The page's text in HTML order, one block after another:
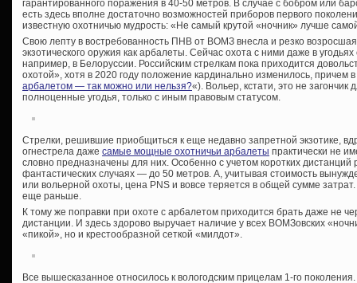
гарантированного поражения в 40-50 метров. В случае с бобром или
есть здесь вполне достаточно возможностей приборов первого
известную охотничью мудрость: «Не самый крутой «ночник» лучше
Свою лепту в востребованность ПНВ от ВОМЗ внесла и резко
экзотического оружия как арбалеты. Сейчас охота с ними даже в
например, в Белоруссии. Российским стрелкам пока приходится
охотой», хотя в 2020 году положение кардинально изменилось, причем
арбалетом — так можно или нельзя?«). Вольер, кстати, это не загончик
полноценные угодья, только с иным правовым статусом.
Стрелки, решившие приобщиться к еще недавно запретной экзотике,
огнестрела даже самые мощные охотничьи арбалеты практически не
словно предназначены для них. Особенно с учетом коротких
фантастических случаях — до 50 метров. А, учитывая стоимость
или вольерной охоты, цена PNS и вовсе теряется в общей сумме
еще раньше.
К тому же поправки при охоте с арбалетом приходится брать даже не
дистанции. И здесь здорово выручает наличие у всех ВОМЗовских
«пикой», но и крестообразной сеткой «милдот».
Все вышесказанное относилось к вологодским прицелам 1-го